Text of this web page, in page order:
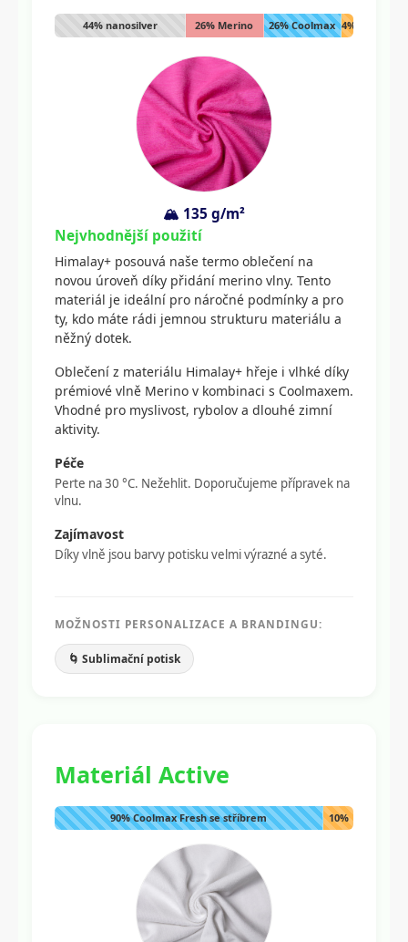
44% nanosilver 26% Merino 26% Coolmax 4%
🏔️ 135 g/m²
Nejvhodnější použití
Himalay+ posouvá naše termo oblečení na
novou úroveň díky přidání merino vlny. Tento
materiál je ideální pro náročné podmínky a pro
ty, kdo máte rádi jemnou strukturu materiálu a
něžný dotek.
Oblečení z materiálu Himalay+ hřeje i vlhké díky
prémiové vlně Merino v kombinaci s Coolmaxem.
Vhodné pro myslivost, rybolov a dlouhé zimní
aktivity.
Péče
Perte na 30 °C. Nežehlit. Doporučujeme přípravek na
vlnu.
Zajímavost
Díky vlně jsou barvy potisku velmi výrazné a syté.
MOŽNOSTI PERSONALIZACE A BRANDINGU:
🌀 Sublimační potisk
Materiál Active
90% Coolmax Fresh se stříbrem
10%